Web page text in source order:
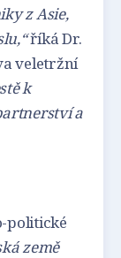
z Asie,
říká Dr.
veletržní
k
a
politické
země